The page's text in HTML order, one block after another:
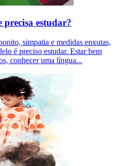
precisa estudar?
simpatia e medidas enxutas,
é preciso estudar. Estar bem
conhecer uma língua...